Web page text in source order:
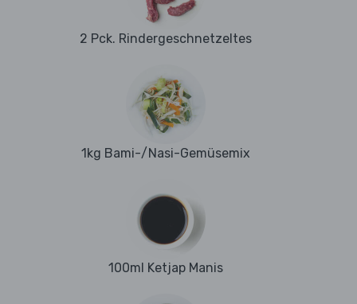
2 Pck. Rindergeschnetzeltes
1kg Bami-/Nasi-Gemüsemix
100ml Ketjap Manis